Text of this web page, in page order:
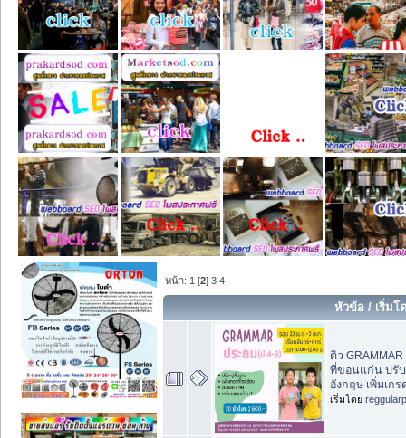
หน้า: 1 [2]3 4
หัวข้อ / เริ่มโ
ติว
ที่ขอนแก่น ปรั
อังกฤษ เพิ่มเกร
เริ่มโดย